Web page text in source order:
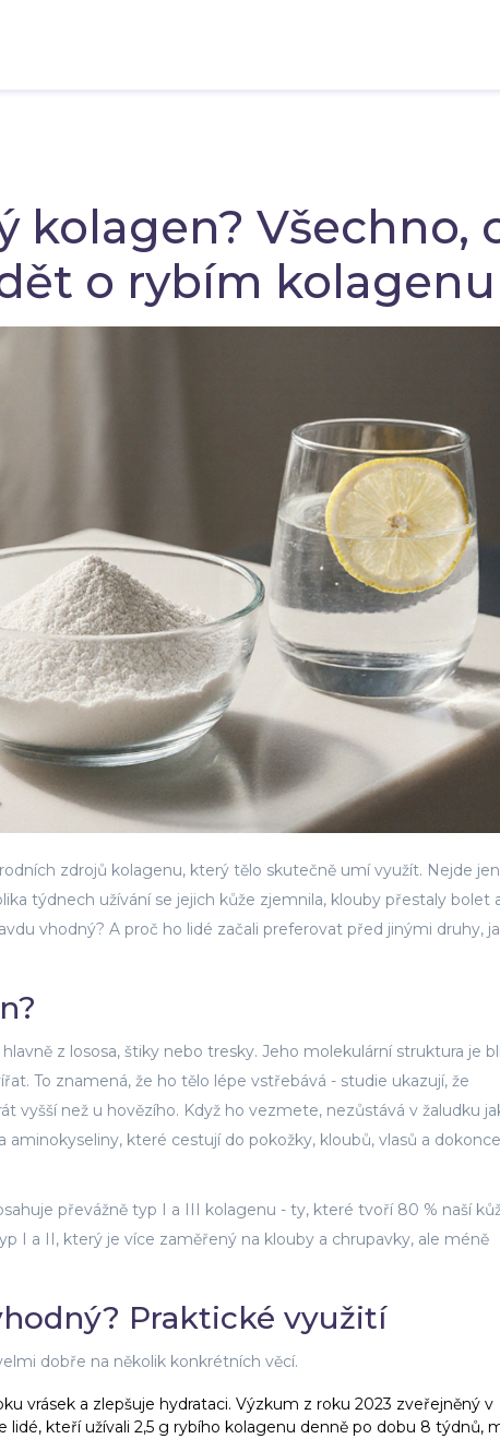
kolagen? Všechno,
o rybím kolagenu
zdrojů kolagenu, který tělo skutečně umí využít. Nejde
týdnech užívání se jejich kůže zjemnila, klouby přestaly bolet
vhodný? A proč ho lidé začali preferovat před jinými druhy,
z lososa, štiky nebo tresky. Jeho molekulární struktura je
To znamená, že ho tělo lépe vstřebává - studie ukazují, že
vyšší než u hovězího. Když ho vezmete, nezůstává v žaludku
které cestují do pokožky, kloubů, vlasů a
převážně typ I a III kolagenu - ty, které tvoří 80 % naší
I a II, který je více zaměřený na klouby a chrupavky, ale méně
Praktické využití
dobře na několik konkrétních věcí.
vrásek a zlepšuje hydrataci. Výzkum z roku 2023 zveřejněný v
lidé, kteří užívali 2,5 g rybího kolagenu denně po dobu 8 týdnů,